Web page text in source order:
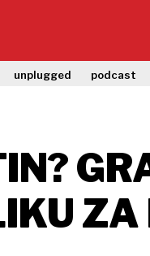
unplugged podcast
ZA